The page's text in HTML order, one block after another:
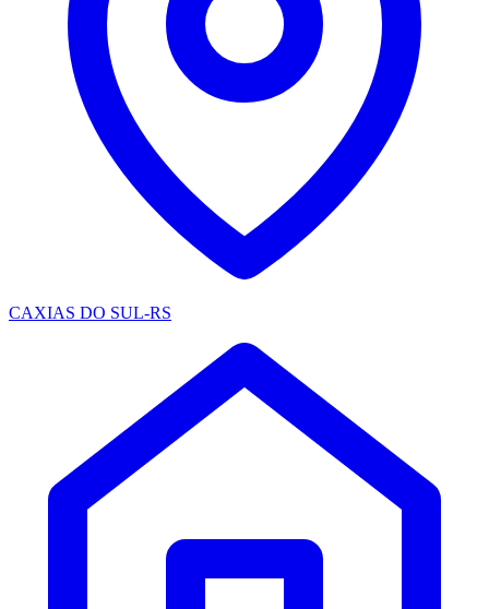
CAXIAS DO SUL-RS